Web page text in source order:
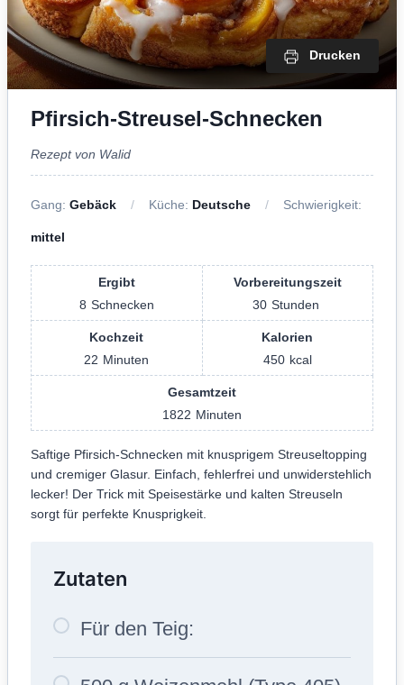
Drucken
Pfirsich-Streusel-Schnecken
Rezept von Walid
Gang: Gebäck Küche: Deutsche Schwierigkeit:
mittel
Ergibt
8 Schnecken
Vorbereitungszeit
30 Stunden
Kochzeit
22 Minuten
Kalorien
450 kcal
Gesamtzeit
1822 Minuten
Saftige Pfirsich-Schnecken mit knusprigem Streuseltopping
und cremiger Glasur. Einfach, fehlerfrei und unwiderstehlich
lecker! Der Trick mit Speisestärke und kalten Streuseln
sorgt für perfekte Knusprigkeit.
Zutaten
Für den Teig: